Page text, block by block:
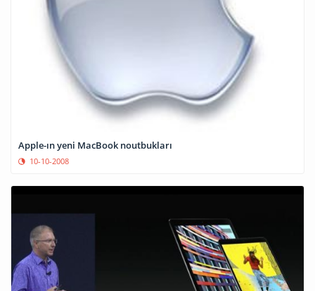
Apple-ın yeni MacBook noutbukları
10-10-2008